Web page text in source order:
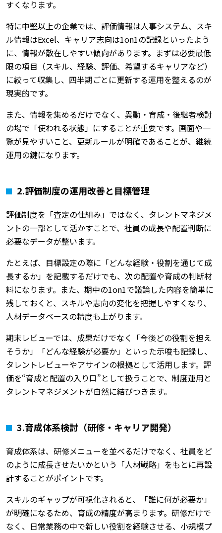
すくなります。
特に中堅以上の企業では、評価情報は人事システム、スキ
ル情報はExcel、キャリア志向は1on1の記録といったよう
に、情報が散在しやすい傾向があります。まずは必要最低
限の項目（スキル、経験、評価、希望するキャリアなど）
に絞って収集し、四半期ごとに更新する運用を整えるのが
現実的です。
また、情報を集めるだけでなく、異動・育成・後継者検討
の場で「使われる状態」にすることが重要です。画面や一
覧が見やすいこと、更新ルールが明確であることが、継続
運用の鍵になります。
2.評価制度の運用改善と目標管理
評価制度を「査定の仕組み」ではなく、タレントマネジメ
ントの一部として活かすことで、社員の成長や配置判断に
必要なデータが整います。
たとえば、目標設定の際に「どんな経験・役割を通じて成
長するか」を記載するだけでも、次の配置や育成の判断材
料になります。また、期中の1on1で議論した内容を簡単に
残しておくと、スキルや志向の変化を把握しやすくなり、
人材データベースの精度も上がります。
期末レビューでは、成果だけでなく「今後どの役割を担え
そうか」「どんな経験が必要か」といった示唆も記録し、
タレントレビューやアサインの根拠として活用します。評
価を“育成と配置の入り口”として扱うことで、制度運用と
タレントマネジメントが自然に結びつきます。
3.育成体系検討（研修・キャリア開発）
育成体系は、研修メニューを並べるだけでなく、社員をど
のように成長させたいかという「人材戦略」をもとに再設
計することがポイントです。
スキルのギャップが可視化されると、「誰に何が必要か」
が明確になるため、育成の精度が高まります。研修だけで
なく、日常業務の中で新しい役割を経験させる、小規模プ